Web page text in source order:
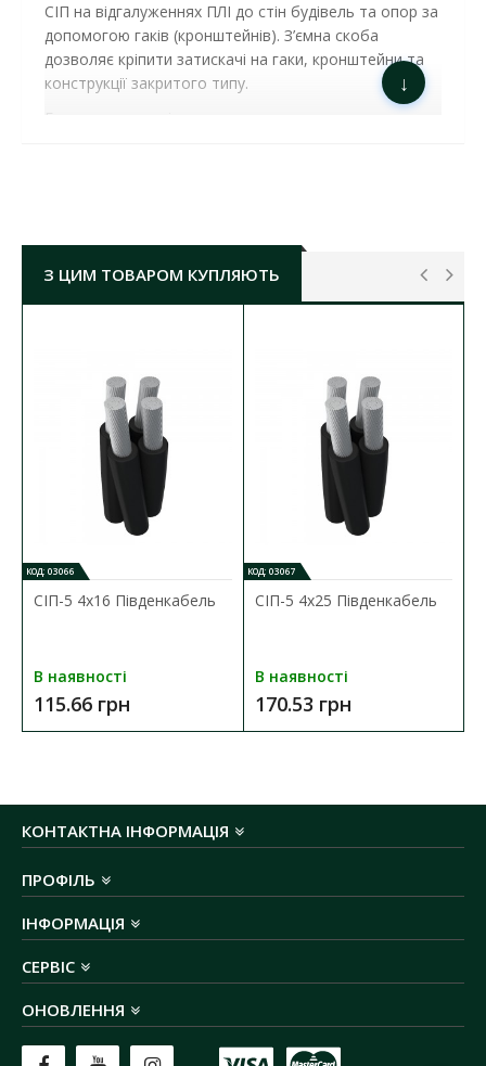
СІП на відгалуженнях ПЛІ до стін будівель та опор за
допомогою гаків (кронштейнів). З’ємна скоба
дозволяє кріпити затискачі на гаки, кронштейни та
конструкції закритого типу.
Будова затискачів:
бокові пластини – алюмінієвий сплав;
скоба – нержавча сталь;
мінімальне руйнівне навантаження: 9,5 кН
переріз проводів:
мм²
зусилля затягування:
маса:
0,105 кг
↓
З ЦИМ ТОВАРОМ КУПЛЯЮТЬ
КОД: 03066
СІП-5 4х16 Південкабель
В наявності
115.66 грн
КОД: 03067
СІП-5 4х25 Південкабель
В наявності
170.53 грн
КОНТАКТНА ІНФОРМАЦІЯ
ПРОФІЛЬ
ІНФОРМАЦІЯ
СЕРВІС
ОНОВЛЕННЯ